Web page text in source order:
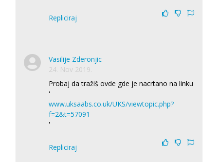
Repliciraj
Vasilije Zderonjic
24. Nov 2019.
Probaj da tražiš ovde gde je nacrtano na linku
'
www.uksaabs.co.uk/UKS/viewtopic.php?
f=2&t=57091
'
Repliciraj